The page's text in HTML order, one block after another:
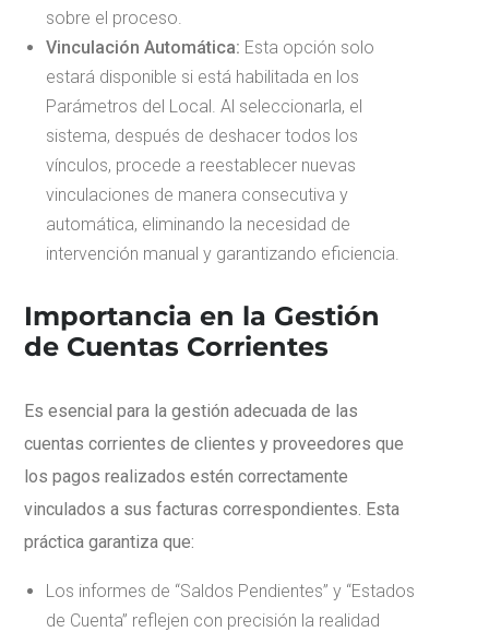
sobre el proceso.
Vinculación Automática: Esta opción solo
estará disponible si está habilitada en los
Parámetros del Local. Al seleccionarla, el
sistema, después de deshacer todos los
vínculos, procede a reestablecer nuevas
vinculaciones de manera consecutiva y
automática, eliminando la necesidad de
intervención manual y garantizando eficiencia.
Importancia en la Gestión
de Cuentas Corrientes
Es esencial para la gestión adecuada de las
cuentas corrientes de clientes y proveedores que
los pagos realizados estén correctamente
vinculados a sus facturas correspondientes. Esta
práctica garantiza que:
Los informes de “Saldos Pendientes” y “Estados
de Cuenta” reflejen con precisión la realidad